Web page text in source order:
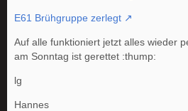
E61 Brühgruppe zerlegt
Auf alle funktioniert jetzt alles wieder
am Sonntag ist gerettet :thump:
lg
Hannes